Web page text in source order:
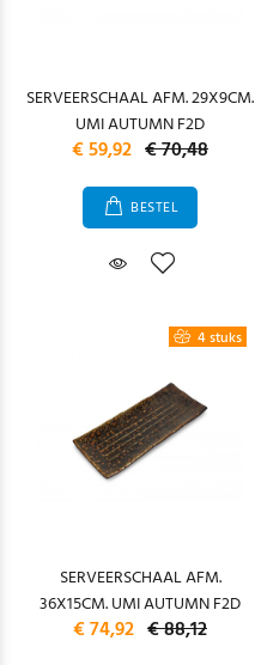
SERVEERSCHAAL AFM. 29X9CM.
UMI AUTUMN F2D
€ 59,92 € 70,48
BESTEL
4 stuks
SERVEERSCHAAL AFM.
36X15CM. UMI AUTUMN F2D
€ 74,92 € 88,12